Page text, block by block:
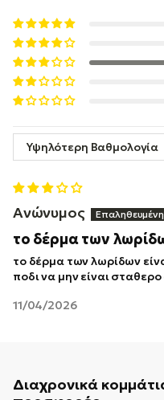
Sort by
11/04/2026
Ανώνυμος
το δέρμα των
το δέρμα των λωρίδων
ποδι να μην είναι
Διαχρονικά